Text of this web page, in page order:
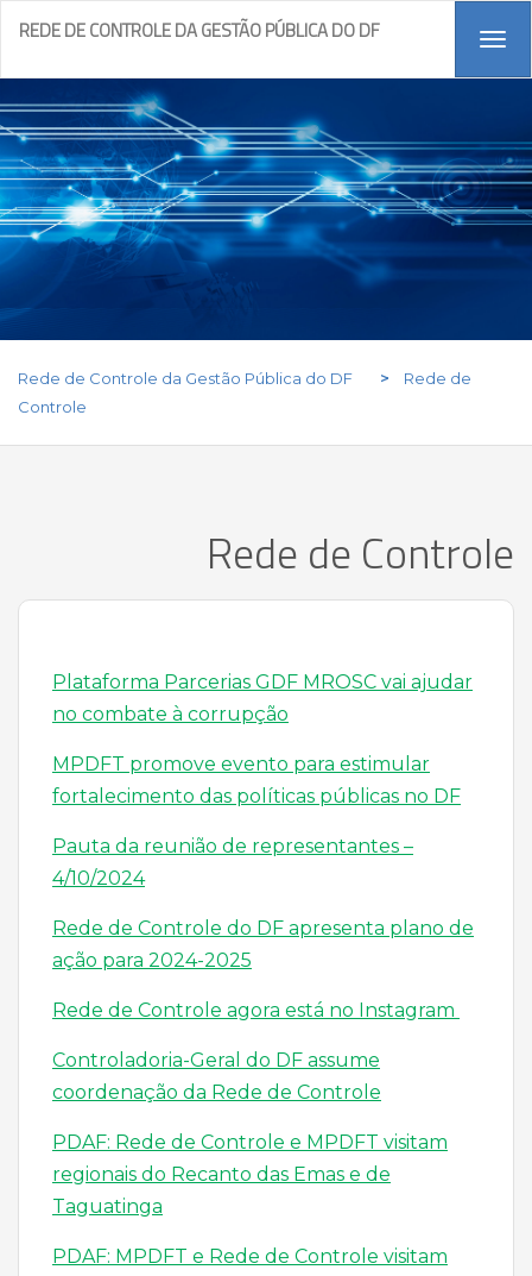
REDE DE CONTROLE DA GESTÃO PÚBLICA DO DF
Rede de Controle da Gestão Pública do DF >
Rede de
Controle
Rede de Controle
Plataforma Parcerias GDF MROSC vai ajudar
no combate à corrupção
MPDFT promove evento para estimular
fortalecimento das políticas públicas no DF
Pauta da reunião de representantes –
4/10/2024
Rede de Controle do DF apresenta plano de
ação para 2024-2025
Rede de Controle agora está no Instagram
Controladoria-Geral do DF assume
coordenação da Rede de Controle
PDAF: Rede de Controle e MPDFT visitam
regionais do Recanto das Emas e de
Taguatinga
PDAF: MPDFT e Rede de Controle visitam